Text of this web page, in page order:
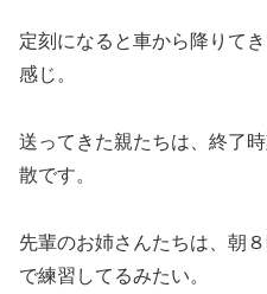
定刻になると車から降りて
感じ。
送ってきた親たちは、終了
散です。
先輩のお姉さんたちは、朝
で練習してるみたい。